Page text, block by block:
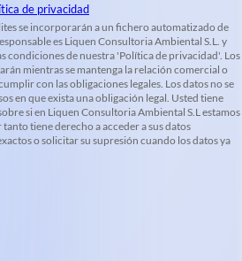
de privacidad
se incorporarán a un fichero automatizado de
es Liquen Consultoria Ambiental S.L. y
condiciones de nuestra 'Política de privacidad'. Los
mientras se mantenga la relación comercial o
con las obligaciones legales. Los datos no se
en que exista una obligación legal. Usted tiene
si en Liquen Consultoria Ambiental S.L estamos
tiene derecho a acceder a sus datos
o solicitar su supresión cuando los datos ya